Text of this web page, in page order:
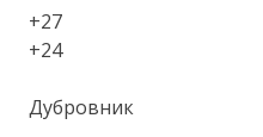
+27
+24
Дубровник